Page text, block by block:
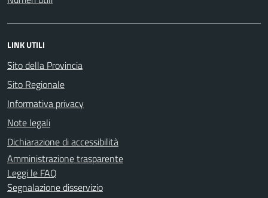
LINK UTILI
Sito della Provincia
Sito Regionale
Informativa privacy
Note legali
Dichiarazione di accessibilità
Amministrazione trasparente
Leggi le FAQ
Segnalazione disservizio